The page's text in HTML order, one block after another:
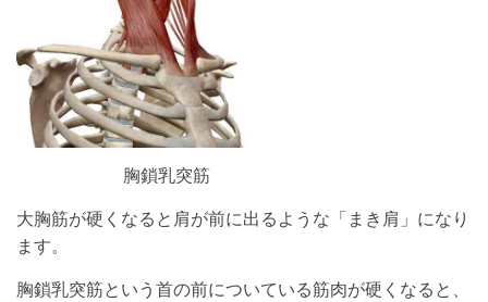
胸鎖乳突筋
大胸筋が硬くなると肩が前に出るような「まき肩」になり
ます。
胸鎖乳突筋という首の前についている筋肉が硬くなると、